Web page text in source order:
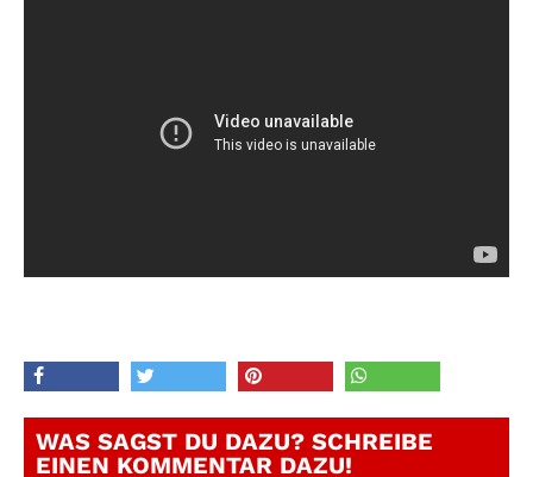
WAS SAGST DU DAZU? SCHREIBE
EINEN KOMMENTAR DAZU!